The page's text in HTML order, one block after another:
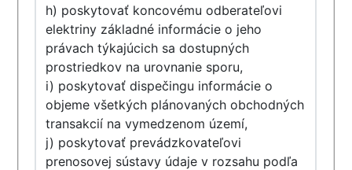
h) poskytovať koncovému odberateľovi
elektriny základné informácie o jeho
právach týkajúcich sa dostupných
prostriedkov na urovnanie sporu,
i) poskytovať dispečingu informácie o
objeme všetkých plánovaných obchodných
transakcií na vymedzenom území,
j) poskytovať prevádzkovateľovi
prenosovej sústavy údaje v rozsahu podľa